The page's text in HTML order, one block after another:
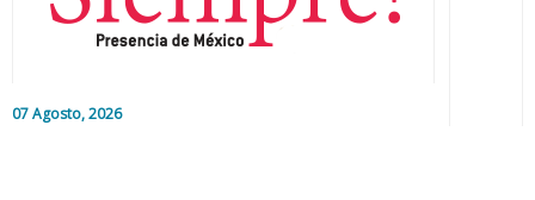
07 Agosto, 2026